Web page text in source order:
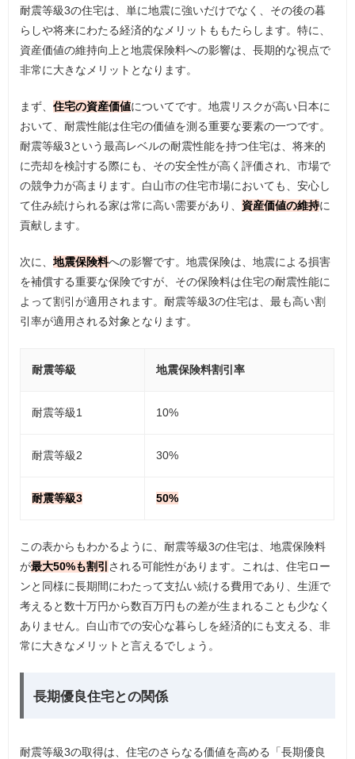
耐震等級3の住宅は、単に地震に強いだけでなく、その後の暮
らしや将来にわたる経済的なメリットももたらします。特に、
資産価値の維持向上と地震保険料への影響は、長期的な視点で
非常に大きなメリットとなります。
まず、住宅の資産価値についてです。地震リスクが高い日本に
おいて、耐震性能は住宅の価値を測る重要な要素の一つです。
耐震等級3という最高レベルの耐震性能を持つ住宅は、将来的
に売却を検討する際にも、その安全性が高く評価され、市場で
の競争力が高まります。白山市の住宅市場においても、安心し
て住み続けられる家は常に高い需要があり、 資産価値の維持に
貢献します。
次に、地震保険料への影響です。地震保険は、地震による損害
を補償する重要な保険ですが、その保険料は住宅の耐震性能に
よって割引が適用されます。耐震等級3の住宅は、最も高い割
引率が適用される対象となります。
耐震等級 地震保険料割引率
耐震等級1 10%
耐震等級2 30%
耐震等級3 50%
この表からもわかるように、耐震等級3の住宅は、地震保険料
が最大50%も割引 される可能性があります。これは、住宅ロー
ンと同様に長期間にわたって支払い続ける費用であり、生涯で
考えると数十万円から数百万円もの差が生まれることも少なく
ありません。白山市での安心な暮らしを経済的にも支える、非
常に大きなメリットと言えるでしょう。
長期優良住宅との関係
耐震等級3の取得は、住宅のさらなる価値を高める「長期優良